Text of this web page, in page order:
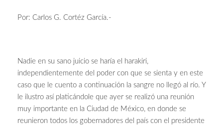
Por: Carlos G. Cortéz García.-
Nadie en su sano juicio se haría el harakiri,
independientemente del poder con que se sienta y en este
caso que le cuento a continuación la sangre no llegó al río. Y
le ilustro así platicándole que ayer se realizó una reunión
muy importante en la Ciudad de México, en donde se
reunieron todos los gobernadores del país con el presidente